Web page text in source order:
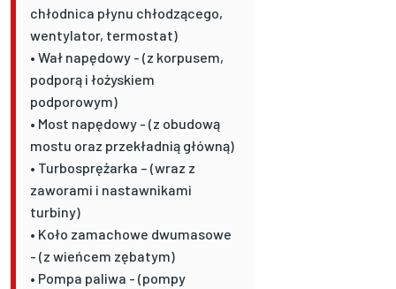
chłodnica płynu chłodzącego,
wentylator, termostat)
• Wał napędowy - (z korpusem,
podporą i łożyskiem
podporowym)
• Most napędowy - (z obudową
mostu oraz przekładnią główną)
• Turbosprężarka – (wraz z
zaworami i nastawnikami
turbiny)
• Koło zamachowe dwumasowe
- (z wieńcem zębatym)
• Pompa paliwa - (pompy